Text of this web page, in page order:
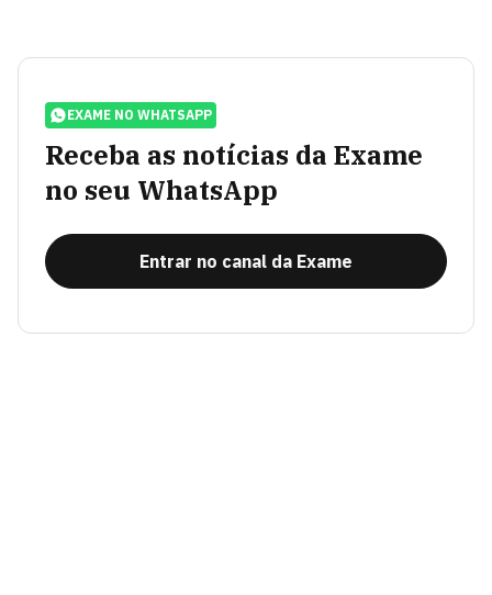
EXAME NO WHATSAPP
Receba as notícias da Exame
no seu WhatsApp
Entrar no canal da Exame